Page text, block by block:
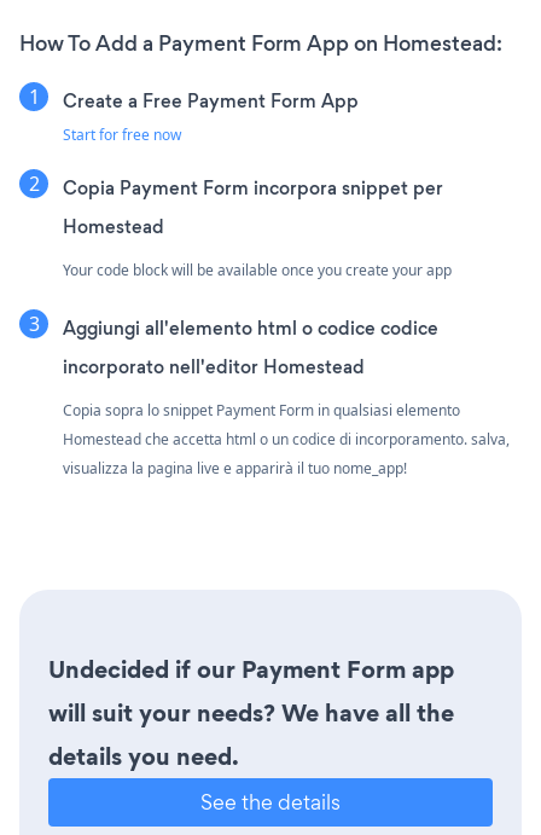
How To Add a Payment Form App on Homestead:
Create a Free Payment Form App
Start for free now
Copia Payment Form incorpora snippet per
Homestead
Your code block will be available once you create your app
Aggiungi all'elemento html o codice codice
incorporato nell'editor Homestead
Copia sopra lo snippet Payment Form in qualsiasi elemento
Homestead che accetta html o un codice di incorporamento. salva,
visualizza la pagina live e apparirà il tuo nome_app!
Undecided if our Payment Form app
will suit your needs? We have all the
details you need.
See the details